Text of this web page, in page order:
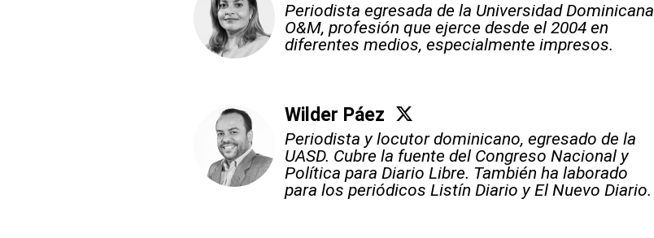
Periodista egresada de la Universidad Dominicana
O&M, profesión que ejerce desde el 2004 en
diferentes medios, especialmente impresos.
Wilder Páez
Periodista y locutor dominicano, egresado de la
UASD. Cubre la fuente del Congreso Nacional y
Política para Diario Libre. También ha laborado
para los periódicos Listín Diario y El Nuevo Diario.